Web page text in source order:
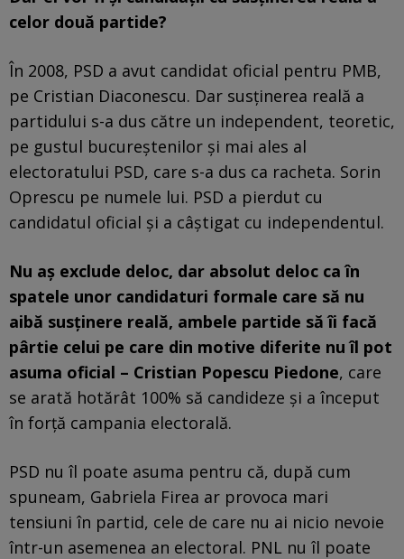
celor două partide?
În 2008, PSD a avut candidat oficial pentru PMB,
pe Cristian Diaconescu. Dar susținerea reală a
partidului s-a dus către un independent, teoretic,
pe gustul bucureștenilor și mai ales al
electoratului PSD, care s-a dus ca racheta. Sorin
Oprescu pe numele lui. PSD a pierdut cu
candidatul oficial și a câștigat cu independentul.
Nu aș exclude deloc, dar absolut deloc ca în
spatele unor candidaturi formale care să nu
aibă susținere reală, ambele partide să îi facă
pârtie celui pe care din motive diferite nu îl pot
asuma oficial – Cristian Popescu Piedone, care
se arată hotărât 100% să candideze și a început
în forță campania electorală.
PSD nu îl poate asuma pentru că, după cum
spuneam, Gabriela Firea ar provoca mari
tensiuni în partid, cele de care nu ai nicio nevoie
într-un asemenea an electoral. PNL nu îl poate